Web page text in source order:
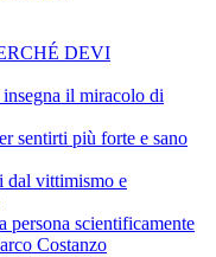
DEVI
il miracolo di
sentirti più forte e sano
dal vittimismo e
persona scientificamente
Costanzo